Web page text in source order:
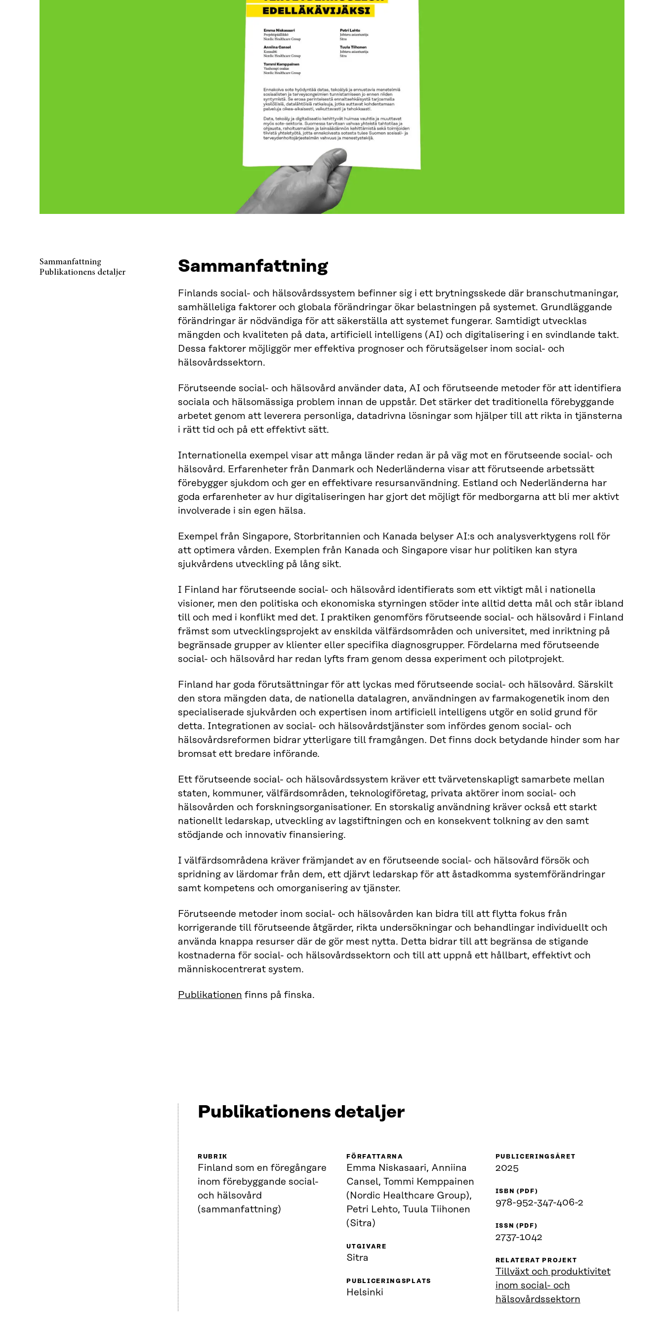
Sammanfattning
Publikationens detaljer
Sammanfattning
Finlands social- och hälsovårdssystem befinner sig i ett brytningsskede där branschutmaningar,
samhälleliga faktorer och globala förändringar ökar belastningen på systemet. Grundläggande
förändringar är nödvändiga för att säkerställa att systemet fungerar. Samtidigt utvecklas
mängden och kvaliteten på data, artificiell intelligens (AI) och digitalisering i en svindlande takt.
Dessa faktorer möjliggör mer effektiva prognoser och förutsägelser inom social- och
hälsovårdssektorn.
Förutseende social- och hälsovård använder data, AI och förutseende metoder för att identifiera
sociala och hälsomässiga problem innan de uppstår. Det stärker det traditionella förebyggande
arbetet genom att leverera personliga, datadrivna lösningar som hjälper till att rikta in tjänsterna
i rätt tid och på ett effektivt sätt.
Internationella exempel visar att många länder redan är på väg mot en förutseende social- och
hälsovård. Erfarenheter från Danmark och Nederländerna visar att förutseende arbetssätt
förebygger sjukdom och ger en effektivare resursanvändning. Estland och Nederländerna har
goda erfarenheter av hur digitaliseringen har gjort det möjligt för medborgarna att bli mer aktivt
involverade i sin egen hälsa.
Exempel från Singapore, Storbritannien och Kanada belyser AI:s och analysverktygens roll för
att optimera vården. Exemplen från Kanada och Singapore visar hur politiken kan styra
sjukvårdens utveckling på lång sikt.
I Finland har förutseende social- och hälsovård identifierats som ett viktigt mål i nationella
visioner, men den politiska och ekonomiska styrningen stöder inte alltid detta mål och står ibland
till och med i konflikt med det. I praktiken genomförs förutseende social- och hälsovård i Finland
främst som utvecklingsprojekt av enskilda välfärdsområden och universitet, med inriktning på
begränsade grupper av klienter eller specifika diagnosgrupper. Fördelarna med förutseende
social- och hälsovård har redan lyfts fram genom dessa experiment och pilotprojekt.
Finland har goda förutsättningar för att lyckas med förutseende social- och hälsovård. Särskilt
den stora mängden data, de nationella datalagren, användningen av farmakogenetik inom den
specialiserade sjukvården och expertisen inom artificiell intelligens utgör en solid grund för
detta. Integrationen av social- och hälsovårdstjänster som infördes genom social- och
hälsovårdsreformen bidrar ytterligare till framgången. Det finns dock betydande hinder som har
bromsat ett bredare införande.
Ett förutseende social- och hälsovårdssystem kräver ett tvärvetenskapligt samarbete mellan
staten, kommuner, välfärdsområden, teknologiföretag, privata aktörer inom social- och
hälsovården och forskningsorganisationer. En storskalig användning kräver också ett starkt
nationellt ledarskap, utveckling av lagstiftningen och en konsekvent tolkning av den samt
stödjande och innovativ finansiering.
I välfärdsområdena kräver främjandet av en förutseende social- och hälsovård försök och
spridning av lärdomar från dem, ett djärvt ledarskap för att åstadkomma systemförändringar
samt kompetens och omorganisering av tjänster.
Förutseende metoder inom social- och hälsovården kan bidra till att flytta fokus från
korrigerande till förutseende åtgärder, rikta undersökningar och behandlingar individuellt och
använda knappa resurser där de gör mest nytta. Detta bidrar till att begränsa de stigande
kostnaderna för social- och hälsovårdssektorn och till att uppnå ett hållbart, effektivt och
människocentrerat system.
Publikationen finns på finska.
Publikationens detaljer
RUBRIK
Finland som en föregångare
inom förebyggande social-
och hälsovård
(sammanfattning)
FÖRFATTARNA
Emma Niskasaari, Anniina
Cansel, Tommi Kemppainen
(Nordic Healthcare Group),
Petri Lehto, Tuula Tiihonen
(Sitra)
UTGIVARE
Sitra
PUBLICERINGSPLATS
Helsinki
PUBLICERINGSÅRET
2025
ISBN (PDF)
978-952-347-406-2
ISSN (PDF)
2737-1042
RELATERAT PROJEKT
Tillväxt och produktivitet
inom social- och
hälsovårdssektorn